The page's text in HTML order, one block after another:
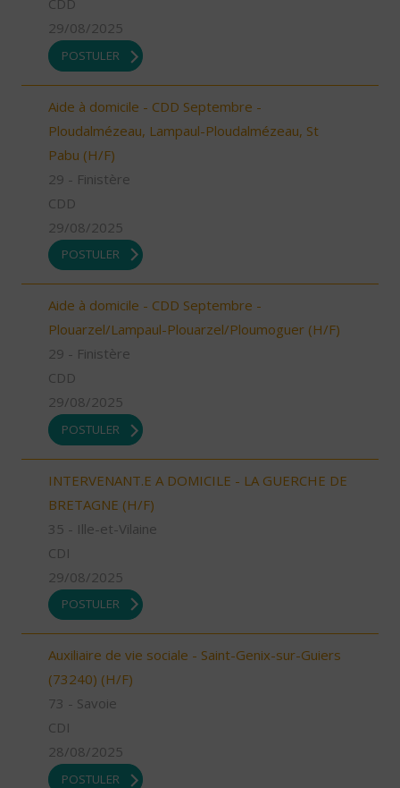
CDD
29/08/2025
POSTULER
Aide à domicile - CDD Septembre -
Ploudalmézeau, Lampaul-Ploudalmézeau, St
Pabu (H/F)
29 - Finistère
CDD
29/08/2025
POSTULER
Aide à domicile - CDD Septembre -
Plouarzel/Lampaul-Plouarzel/Ploumoguer (H/F)
29 - Finistère
CDD
29/08/2025
POSTULER
INTERVENANT.E A DOMICILE - LA GUERCHE DE
BRETAGNE (H/F)
35 - Ille-et-Vilaine
CDI
29/08/2025
POSTULER
Auxiliaire de vie sociale - Saint-Genix-sur-Guiers
(73240) (H/F)
73 - Savoie
CDI
28/08/2025
POSTULER